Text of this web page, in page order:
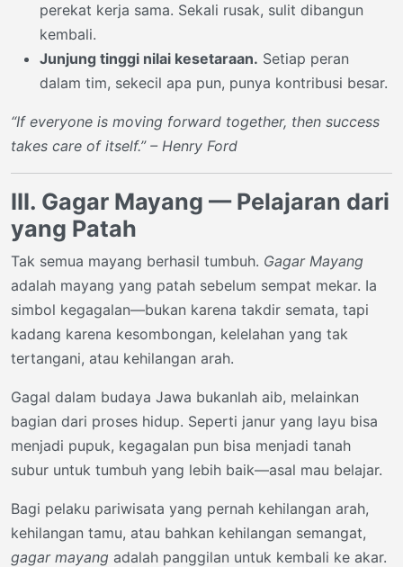
perekat kerja sama. Sekali rusak, sulit dibangun
kembali.
Junjung tinggi nilai kesetaraan. Setiap peran
dalam tim, sekecil apa pun, punya kontribusi besar.
“If everyone is moving forward together, then success
takes care of itself.” – Henry Ford
III. Gagar Mayang — Pelajaran dari
yang Patah
Tak semua mayang berhasil tumbuh. Gagar Mayang
adalah mayang yang patah sebelum sempat mekar. Ia
simbol kegagalan—bukan karena takdir semata, tapi
kadang karena kesombongan, kelelahan yang tak
tertangani, atau kehilangan arah.
Gagal dalam budaya Jawa bukanlah aib, melainkan
bagian dari proses hidup. Seperti janur yang layu bisa
menjadi pupuk, kegagalan pun bisa menjadi tanah
subur untuk tumbuh yang lebih baik—asal mau belajar.
Bagi pelaku pariwisata yang pernah kehilangan arah,
kehilangan tamu, atau bahkan kehilangan semangat,
gagar mayang adalah panggilan untuk kembali ke akar.